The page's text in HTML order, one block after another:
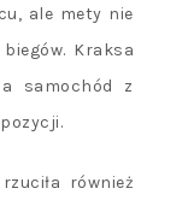
ale mety nie
Kraksa
samochód z
również